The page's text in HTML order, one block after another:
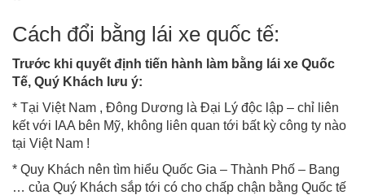
Cách đổi bằng lái xe quốc tế:
Trước khi quyết định tiến hành làm bằng lái xe Quốc
Tế, Quý Khách lưu ý:
* Tại Việt Nam , Đông Dương là Đại Lý độc lập – chỉ liên
kết với IAA bên Mỹ, không liên quan tới bất kỳ công ty nào
tại Việt Nam !
* Quy Khách nên tìm hiểu Quốc Gia – Thành Phố – Bang
… của Quý Khách sắp tới có cho chấp chận bằng Quốc tế